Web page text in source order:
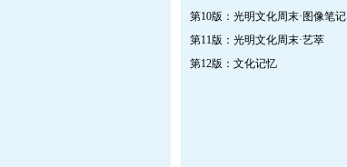
第10版：光明文化周末·图像笔记
第11版：光明文化周末·艺萃
第12版：文化记忆